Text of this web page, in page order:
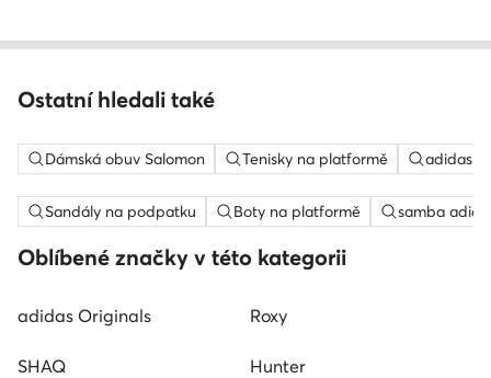
Ostatní hledali také
Dámská obuv Salomon Tenisky na platformě adidas
Sandály na podpatku Boty na platformě samba
Oblíbené značky v této kategorii
adidas Originals Roxy
SHAQ Hunter